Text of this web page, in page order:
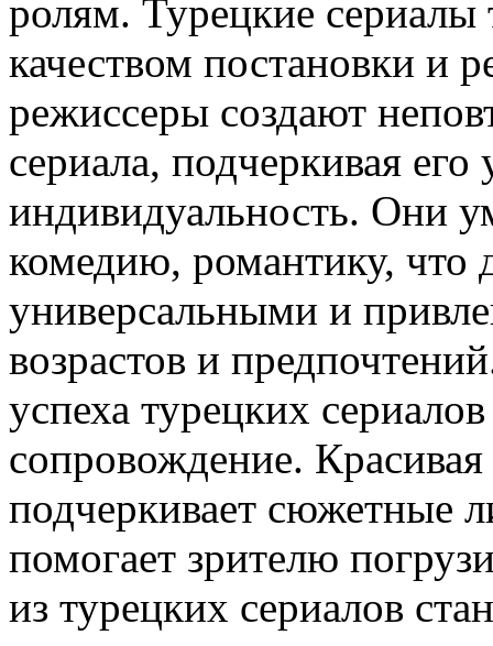
ролям. Турецкие
качеством постановки и
режиссеры создают
сериала, подчеркивая его
индивидуальность. Они
комедию, романтику, что
универсальными и
возрастов и
успеха турецких
сопровождение.
подчеркивает сюжетные
помогает зрителю
из турецких сериалов